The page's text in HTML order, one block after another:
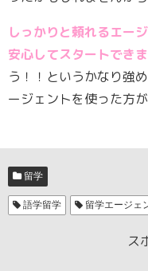
しっかりと頼れるエー
安心してスタートでき
う！！というかなり強
ージェントを使った方
留学
語学留学 留学エージェ
ス